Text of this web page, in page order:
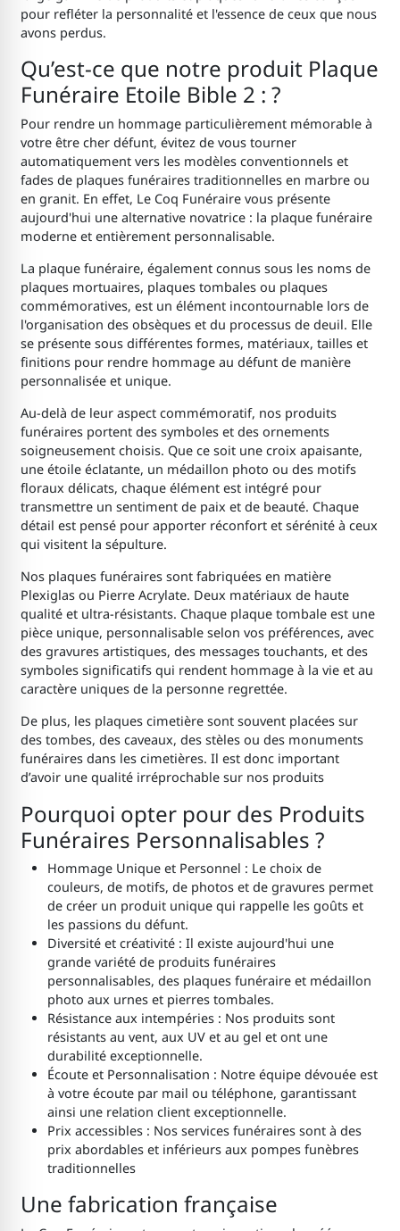
pour refléter la personnalité et l'essence de ceux que nous
avons perdus.
Qu’est-ce que notre produit Plaque
Funéraire Etoile Bible 2 : ?
Pour rendre un hommage particulièrement mémorable à
votre être cher défunt, évitez de vous tourner
automatiquement vers les modèles conventionnels et
fades de plaques funéraires traditionnelles en marbre ou
en granit. En effet, Le Coq Funéraire vous présente
aujourd'hui une alternative novatrice : la plaque funéraire
moderne et entièrement personnalisable.
La plaque funéraire, également connus sous les noms de
plaques mortuaires, plaques tombales ou plaques
commémoratives, est un élément incontournable lors de
l'organisation des obsèques et du processus de deuil. Elle
se présente sous différentes formes, matériaux, tailles et
finitions pour rendre hommage au défunt de manière
personnalisée et unique.
Au-delà de leur aspect commémoratif, nos produits
funéraires portent des symboles et des ornements
soigneusement choisis. Que ce soit une croix apaisante,
une étoile éclatante, un médaillon photo ou des motifs
floraux délicats, chaque élément est intégré pour
transmettre un sentiment de paix et de beauté. Chaque
détail est pensé pour apporter réconfort et sérénité à ceux
qui visitent la sépulture.
Nos plaques funéraires sont fabriquées en matière
Plexiglas ou Pierre Acrylate. Deux matériaux de haute
qualité et ultra-résistants. Chaque plaque tombale est une
pièce unique, personnalisable selon vos préférences, avec
des gravures artistiques, des messages touchants, et des
symboles significatifs qui rendent hommage à la vie et au
caractère uniques de la personne regrettée.
De plus, les plaques cimetière sont souvent placées sur
des tombes, des caveaux, des stèles ou des monuments
funéraires dans les cimetières. Il est donc important
d’avoir une qualité irréprochable sur nos produits
Pourquoi opter pour des Produits
Funéraires Personnalisables ?
Hommage Unique et Personnel : Le choix de
couleurs, de motifs, de photos et de gravures permet
de créer un produit unique qui rappelle les goûts et
les passions du défunt.
Diversité et créativité : Il existe aujourd'hui une
grande variété de produits funéraires
personnalisables, des plaques funéraire et médaillon
photo aux urnes et pierres tombales.
Résistance aux intempéries : Nos produits sont
résistants au vent, aux UV et au gel et ont une
durabilité exceptionnelle.
Écoute et Personnalisation : Notre équipe dévouée est
à votre écoute par mail ou téléphone, garantissant
ainsi une relation client exceptionnelle.
Prix accessibles : Nos services funéraires sont à des
prix abordables et inférieurs aux pompes funèbres
traditionnelles
Une fabrication française